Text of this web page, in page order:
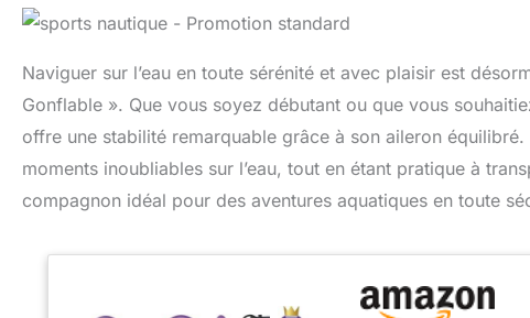
Naviguer sur l’eau en toute sérénité et avec plaisir est
Gonflable ». Que vous soyez débutant ou que vous
offre une stabilité remarquable grâce à son aileron
moments inoubliables sur l’eau, tout en étant pratique à
compagnon idéal pour des aventures aquatiques en toute